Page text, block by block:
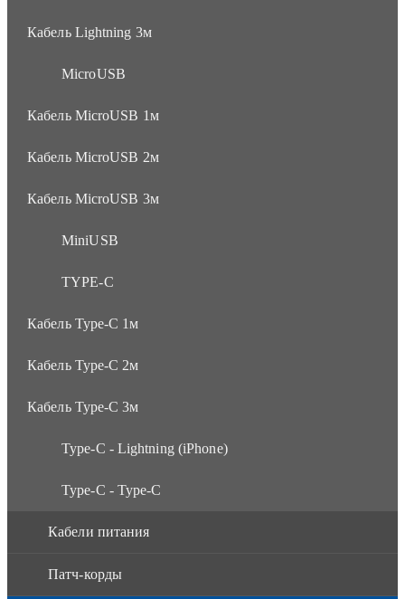
Кабель Lightning 3м
MicroUSB
Кабель MicroUSB 1м
Кабель MicroUSB 2м
Кабель MicroUSB 3м
MiniUSB
TYPE-C
Кабель Type-C 1м
Кабель Type-C 2м
Кабель Type-C 3м
Type-C - Lightning (iPhone)
Type-C - Type-C
Кабели питания
Патч-корды